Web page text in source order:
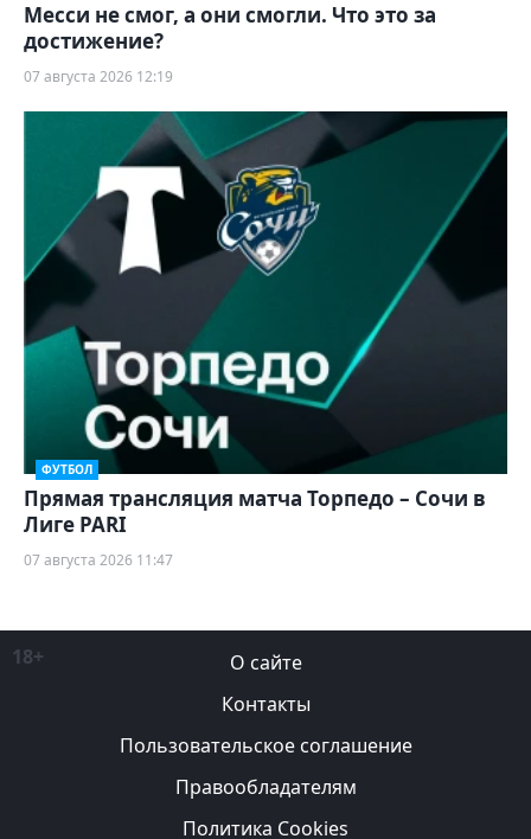
Месси не смог, а они смогли. Что это за
достижение?
07 августа 2026 12:19
ФУТБОЛ
Прямая трансляция матча Торпедо – Сочи в
Лиге PARI
07 августа 2026 11:47
18+
О сайте
Контакты
Пользовательское соглашение
Правообладателям
Политика Cookies